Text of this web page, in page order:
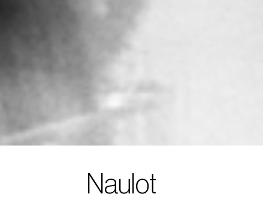
Naulot